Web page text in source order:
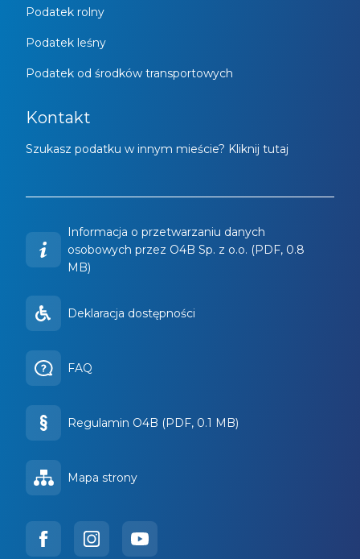
Podatek rolny
Podatek leśny
Podatek od środków transportowych
Kontakt
Szukasz podatku w innym mieście? Kliknij tutaj
Informacja o przetwarzaniu danych
osobowych przez O4B Sp. z o.o. (PDF, 0.8
MB)
Deklaracja dostępności
FAQ
Regulamin O4B (PDF, 0.1 MB)
Mapa strony